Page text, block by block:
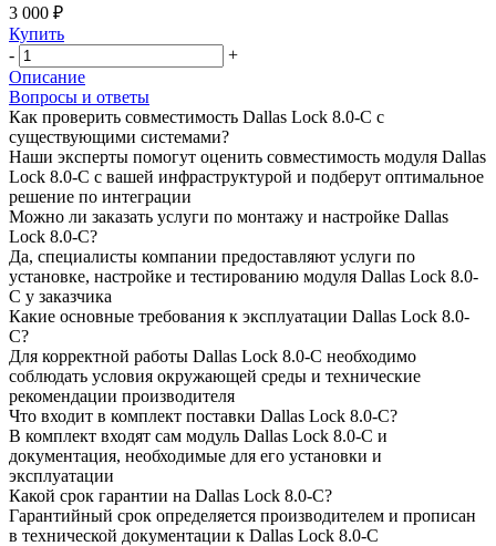
3 000 ₽
Купить
-
+
Описание
Вопросы и ответы
Как проверить совместимость Dallas Lock 8.0-С с
существующими системами?
Наши эксперты помогут оценить совместимость модуля Dallas
Lock 8.0-С с вашей инфраструктурой и подберут оптимальное
решение по интеграции
Можно ли заказать услуги по монтажу и настройке Dallas
Lock 8.0-С?
Да, специалисты компании предоставляют услуги по
установке, настройке и тестированию модуля Dallas Lock 8.0-
С у заказчика
Какие основные требования к эксплуатации Dallas Lock 8.0-
С?
Для корректной работы Dallas Lock 8.0-С необходимо
соблюдать условия окружающей среды и технические
рекомендации производителя
Что входит в комплект поставки Dallas Lock 8.0-С?
В комплект входят сам модуль Dallas Lock 8.0-С и
документация, необходимые для его установки и
эксплуатации
Какой срок гарантии на Dallas Lock 8.0-С?
Гарантийный срок определяется производителем и прописан
в технической документации к Dallas Lock 8.0-С